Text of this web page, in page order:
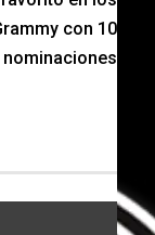
con 10
nominaciones